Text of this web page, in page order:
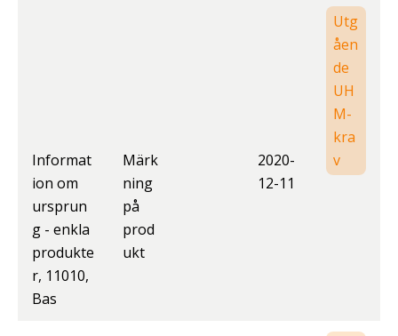
Informat
ion om
ursprun
g - enkla
produkte
r, 11010,
Bas
Märk
ning
på
prod
ukt
2020-
12-11
Utg
åen
de
UH
M-
kra
v